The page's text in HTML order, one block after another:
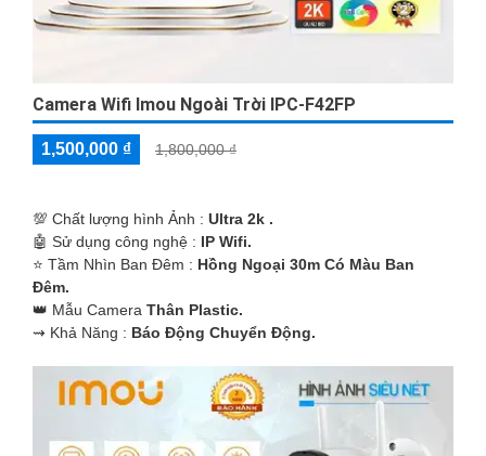
Camera Wifi Imou Ngoài Trời IPC-F42FP
1,500,000 ₫ 1,800,000 ₫
💯 Chất lượng hình Ảnh : Ultra 2k .
🤖️ Sử dụng công nghệ : IP Wifi.
⭐ Tầm Nhìn Ban Đêm : Hồng Ngoại 30m Có Màu Ban
Đêm.
👑 Mẫu Camera Thân Plastic.
️⇝ Khả Năng : Báo Động Chuyển Động.